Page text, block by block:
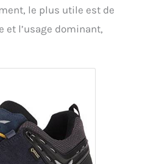
le plus utile est de
et l’usage dominant,